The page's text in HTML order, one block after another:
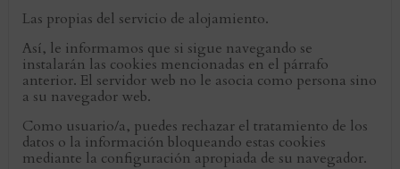
Las propias del servicio de alojamiento.
Así, le informamos que si sigue navegando se
instalarán las cookies mencionadas en el párrafo
anterior. El servidor web no le asocia como persona sino
a su navegador web.
Como usuario/a, puedes rechazar el tratamiento de los
datos o la información bloqueando estas cookies
mediante la configuración apropiada de su navegador.